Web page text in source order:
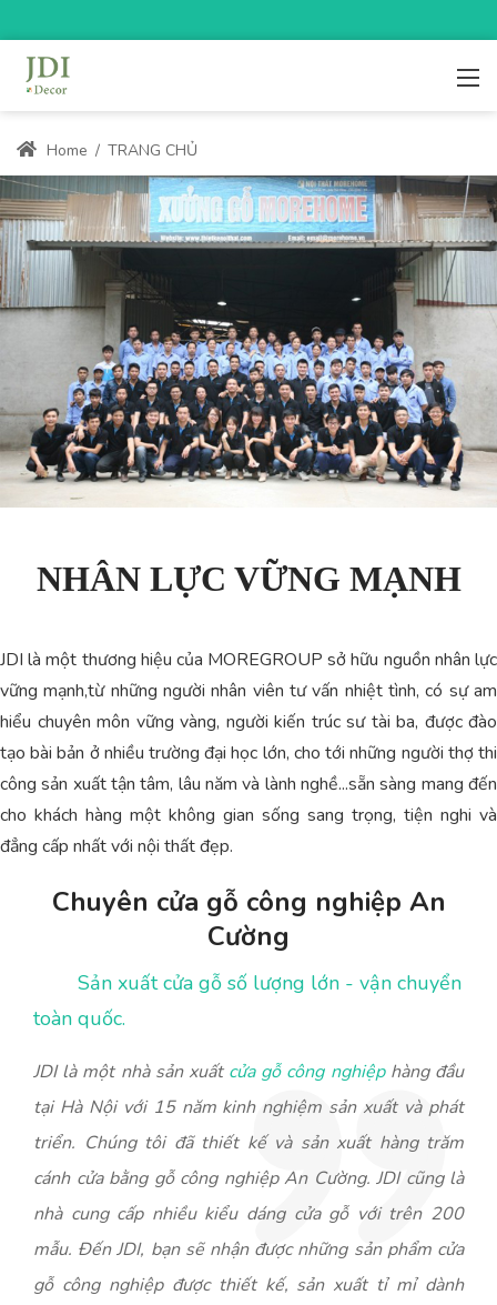
Home / TRANG CHỦ
NHÂN LỰC VỮNG MẠNH
JDI là một thương hiệu của MOREGROUP sở hữu nguồn nhân lực
vững mạnh,từ những người nhân viên tư vấn nhiệt tình, có sự am
hiểu chuyên môn vững vàng, người kiến trúc sư tài ba, được đào
tạo bài bản ở nhiều trường đại học lớn, cho tới những người thợ thi
công sản xuất tận tâm, lâu năm và lành nghề...sẵn sàng mang đến
cho khách hàng một không gian sống sang trọng, tiện nghi và
đẳng cấp nhất với nội thất đẹp.
Chuyên cửa gỗ công nghiệp An
Cường
Sản xuất cửa gỗ số lượng lớn - vận chuyển
toàn quốc.
JDI là một nhà sản xuất cửa gỗ công nghiệphàng đầu
tại Hà Nội với 15 năm kinh nghiệm sản xuất và phát
triển. Chúng tôi đã thiết kế và sản xuất hàng trăm
cánh cửa bằng gỗ công nghiệp An Cường. JDI cũng là
nhà cung cấp nhiều kiểu dáng cửa gỗ với trên 200
mẫu. Đến JDI, bạn sẽ nhận được những sản phẩm cửa
gỗ công nghiệp được thiết kế, sản xuất tỉ mỉ dành